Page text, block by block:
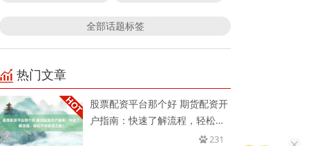
全部话题标签
热门文章
股票配资平台那个好 期货配资开
户指南：快速了解流程，轻松开
231